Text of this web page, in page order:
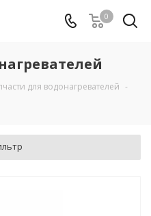
0
для водонагревателей -